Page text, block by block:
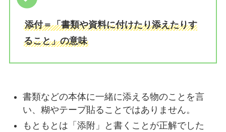
添付＝「書類や資料に付けたり添えたりす
ること」の意味
書類などの本体に一緒に添える物のことを言
い、糊やテープ貼ることではありません。
もともとは「添附」と書くことが正解でした